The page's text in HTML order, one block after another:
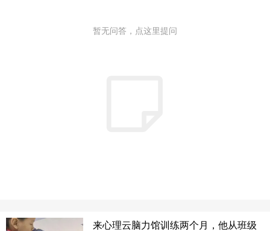
暂无问答，点这里提问
来心理云脑力馆训练两个月，他从班级